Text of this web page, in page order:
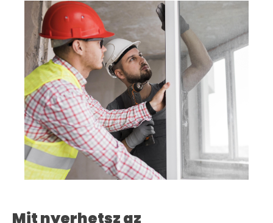
Mit nyerhetsz az